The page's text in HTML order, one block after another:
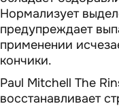
Нормализует
предупреждает
применении
кончики.
Paul Mitchell The
восстанавливает